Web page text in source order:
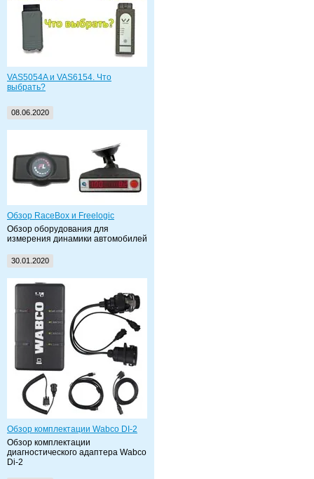
VAS5054A и VAS6154. Что
выбрать?
08.06.2020
Обзор RaceBox и Freelogic
Обзор оборудования для
измерения динамики автомобилей
30.01.2020
Обзор комплектации Wabco DI-2
Обзор комплектации
диагностического адаптера Wabco
Di-2